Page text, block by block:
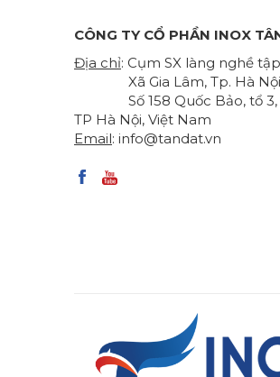
CÔNG TY CỔ PHẦN INOX
Địa chỉ: Cụm SX làng nghề
Xã Gia Lâm, Tp. Hà Nội
Số 158 Quốc Bảo, tổ 3,
TP Hà Nội, Việt Nam
Email: info@tandat.vn